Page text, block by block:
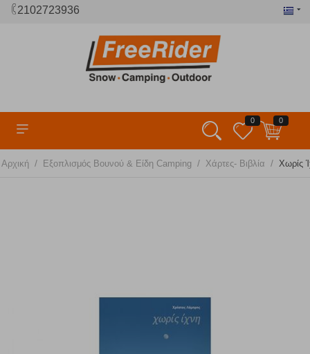
2102723936
0 0
Αρχική / Εξοπλισμός Βουνού & Είδη Camping / Χάρτες- Βιβλία / Χωρίς